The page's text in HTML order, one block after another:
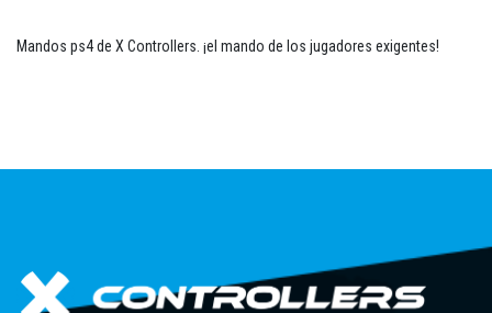
Mandos ps4 de X Controllers. ¡el mando de los jugadores exigentes!